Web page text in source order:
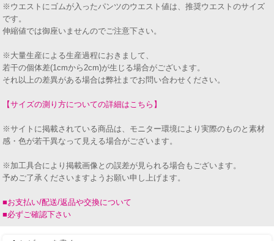
※ウエストにゴムが入ったパンツのウエスト値は、推奨ウエストのサイズ
です。
伸縮値では御座いませんのでご注意下さい。
※大量生産による生産過程におきまして、
若干の個体差(1cmから2cm)が生じる場合がございます。
それ以上の差異がある場合は弊社までお問い合わせください。
【サイズの測り方についての詳細はこちら】
※サイトに掲載されている商品は、モニター環境により実際のものと素材
感・色が若干異なって見える場合がございます。
※加工具合により掲載画像との誤差が見られる場合もございます。
予めご了承くださいますようお願い申し上げます。
■お支払い/配送/返品や交換について
■必ずご確認下さい